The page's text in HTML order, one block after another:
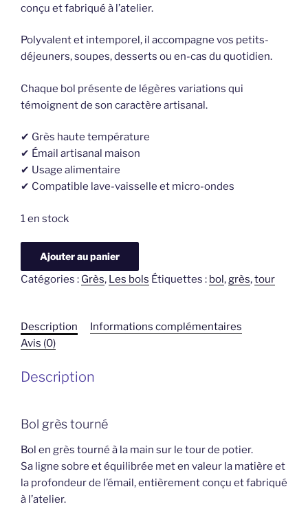
conçu et fabriqué à l’atelier.
Polyvalent et intemporel, il accompagne vos petits-
déjeuners, soupes, desserts ou en-cas du quotidien.
Chaque bol présente de légères variations qui
témoignent de son caractère artisanal.
✔ Grès haute température
✔ Émail artisanal maison
✔ Usage alimentaire
✔ Compatible lave-vaisselle et micro-ondes
1 en stock
quantité
Bol
Ajouter au panier
Catégories : Grès, Les bols Étiquettes : bol,grès,tour
Description
Informations complémentaires
Avis (0)
Description
Bol grès tourné
Bol en grès tourné à la main sur le tour de potier.
Sa ligne sobre et équilibrée met en valeur la matière et
la profondeur de l’émail, entièrement conçu et fabriqué
à l’atelier.